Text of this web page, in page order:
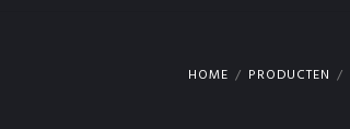
HOME PRODUCTEN